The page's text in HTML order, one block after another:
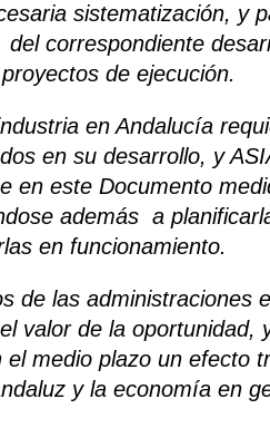
sistematización, y
correspondiente
de ejecución.
en Andalucía
en su desarrollo, y
en este Documento
además a
en funcionamiento.
de las administraciones
valor de la oportunidad,
el medio plazo un efecto
y la economía en